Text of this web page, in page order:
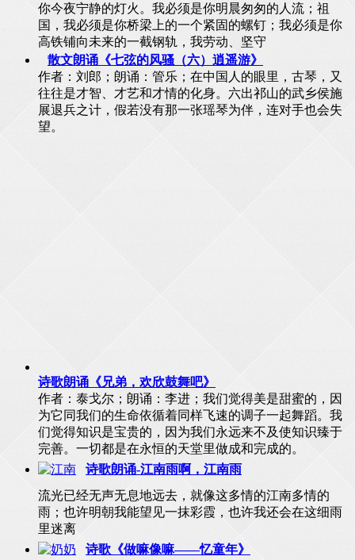
你今夜宁静的灯火。我必须是你明晨匆匆的人流；祖
国，我必须是你桥梁上的一个紧固的螺钉；我必须是你
高铁铺向未来的一截钢轨，我劳动、坚守
散文朗诵《七弦的风骚（六）逍遥游》
作者：刘郎；朗诵：管乐；在中国人的眼里，古琴，又
往往是才智、才艺和才情的化身。六出祁山的武乡侯施
展退兵之计，假若没有那一张瑶琴为伴，连对手也会失
望。
诗歌朗诵《兄弟，欢欣鼓舞吧》
作者：泰戈尔；朗诵：李进；我们觉得美是甜蜜的，因
为它同我们的生命依循着同样飞速的调子一起舞蹈。我
们觉得知识是宝贵的，因为我们永远来不及使知识臻于
完善。一切都是在永恒的天堂里做成和完成的。
诗歌朗诵-江南雨啊，江南雨
流光已经无声无息地远去，就像这多情的江南多情的
雨；也许明朝我能望见一抹彩霞，也许我还会在这细雨
里迷离
诗歌《做嘛像嘛——忆童年》